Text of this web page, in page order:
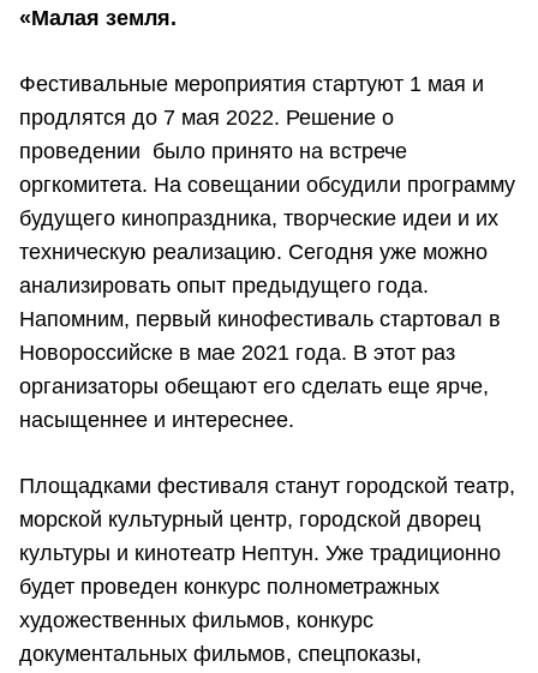
«Малая земля.
Фестивальные мероприятия стартуют 1 мая и
продлятся до 7 мая 2022. Решение о
проведении было принято на встрече
оргкомитета. На совещании обсудили программу
будущего кинопраздника, творческие идеи и их
техническую реализацию. Сегодня уже можно
анализировать опыт предыдущего года.
Напомним, первый кинофестиваль стартовал в
Новороссийске в мае 2021 года. В этот раз
организаторы обещают его сделать еще ярче,
насыщеннее и интереснее.
Площадками фестиваля станут городской театр,
морской культурный центр, городской дворец
культуры и кинотеатр Нептун. Уже традиционно
будет проведен конкурс полнометражных
художественных фильмов, конкурс
документальных фильмов, спецпоказы,